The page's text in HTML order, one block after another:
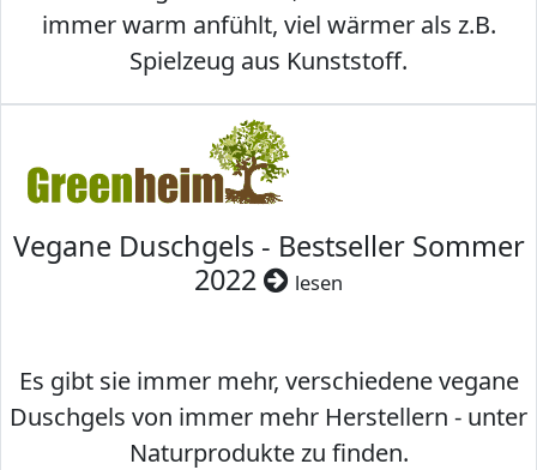
immer warm anfühlt, viel wärmer als z.B.
Spielzeug aus Kunststoff.
Vegane Duschgels - Bestseller Sommer
2022
lesen
Es gibt sie immer mehr, verschiedene vegane
Duschgels von immer mehr Herstellern - unter
Naturprodukte zu finden.